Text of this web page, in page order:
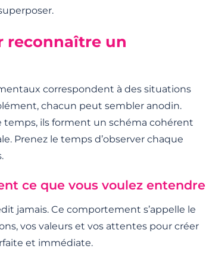
reconnaître un
correspondent à des situations
chacun peut sembler anodin.
temps, ils forment un schéma cohérent
Prenez le temps d’observer chaque
ce que vous voulez entendre
jamais. Ce comportement s’appelle le
vos valeurs et vos attentes pour créer
et immédiate.